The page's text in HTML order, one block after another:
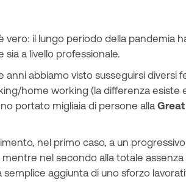
il lungo periodo della pandemia
sia a livello professionale.
abbiamo visto susseguirsi diversi
home working (la differenza esiste
portato migliaia di persone alla
nel primo caso, a un
nel secondo alla totale assenza
aggiunta di uno sforzo